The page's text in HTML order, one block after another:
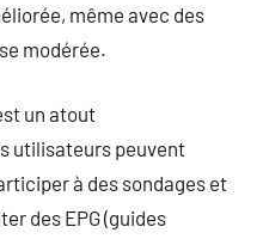
même avec des
modérée.
un atout
utilisateurs peuvent
à des sondages et
des EPG (guides